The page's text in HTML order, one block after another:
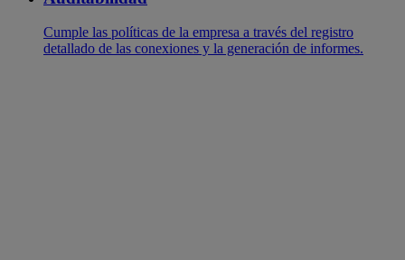
Cumple las políticas de la empresa a través del registro
detallado de las conexiones y la generación de informes.